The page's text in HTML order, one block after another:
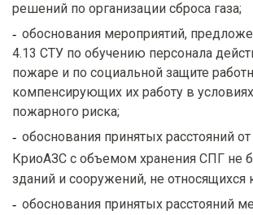
решений по организации сброса газа;
обоснования мероприятий,
4.13 СТУ по обучению персонала
пожаре и по социальной защите
компенсирующих их работу в
пожарного риска;
обоснования принятых расстояний
КриоАЗС с объемом хранения СПГ не
зданий и сооружений, не относящихся
обоснования принятых расстояний